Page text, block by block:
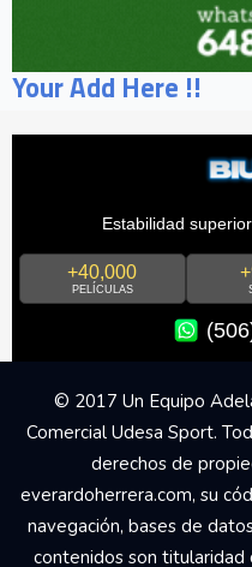
Your Add Here !!
Estabilidad
+40,000
PELÍCULAS
© 2017 Un Equipo
Comercial Udesa Sport.
derechos de
everardoherrera.com, su
navegación, bases de
contenidos son titularidad